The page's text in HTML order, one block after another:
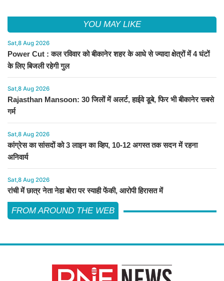
YOU MAY LIKE
Sat,8 Aug 2026
Power Cut : कल रविवार को बीकानेर शहर के आधे से ज्यादा क्षेत्रों में 4 घंटों
के लिए बिजली रहेगी गुल
Sat,8 Aug 2026
Rajasthan Mansoon: 30 जिलों में अलर्ट, हाईवे डूबे, फिर भी बीकानेर सबसे
गर्म
Sat,8 Aug 2026
कांग्रेस का सांसदों को 3 लाइन का व्हिप, 10-12 अगस्त तक सदन में रहना
अनिवार्य
Sat,8 Aug 2026
रांची में छात्र नेता नेहा बोरा पर स्याही फेंकी, आरोपी हिरासत में
FROM AROUND THE WEB